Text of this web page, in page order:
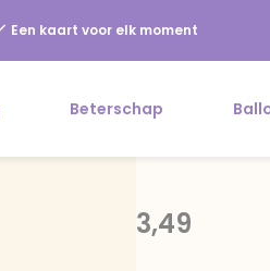
Een kaart voor elk moment
Beterschap
3,49